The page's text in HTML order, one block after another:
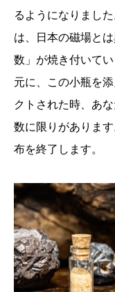
るようになりまし
は、日本の磁場と
数」が焼き付いて
元に、この小瓶を
クトされた時、あ
数に限りがありま
布を終了します。